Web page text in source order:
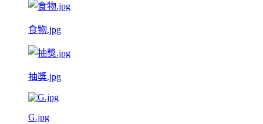
食物.jpg
抽獎.jpg
G.jpg